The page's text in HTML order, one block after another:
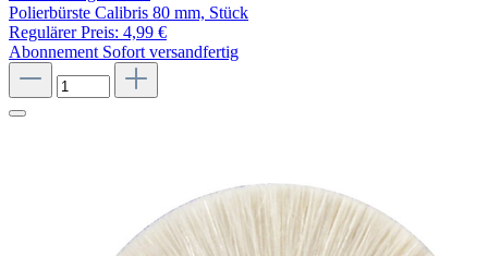
Polierbürste Calibris 80 mm, Stück
Regulärer Preis: 4,99 €
Abonnement Sofort versandfertig